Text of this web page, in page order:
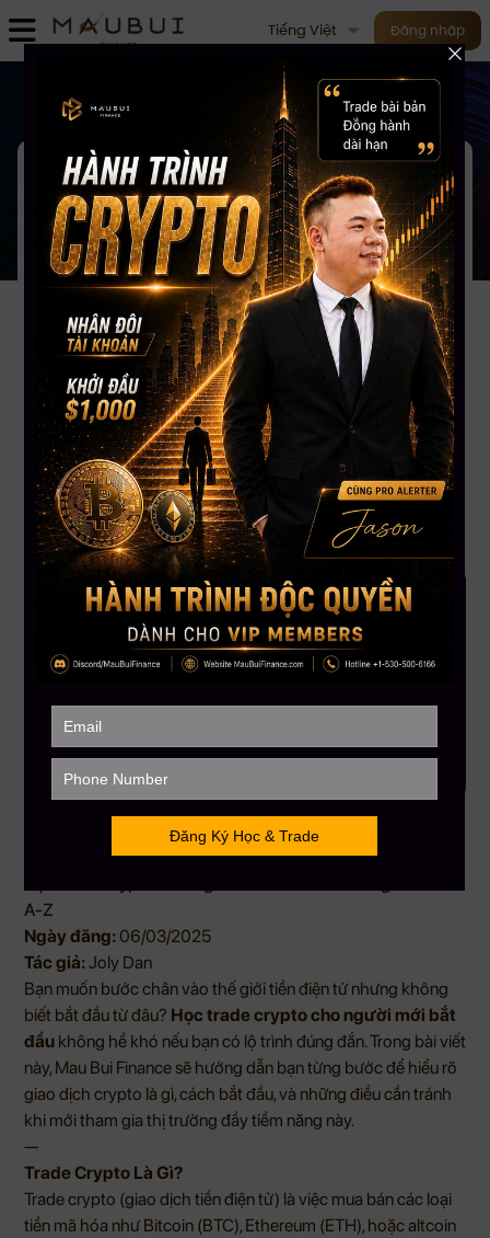
Tiếng Việt Đăng nhập
M ục lục
Ngày đăng:
5. Thực Hành Với Số Tiền Nhỏ
Xu hướng
Mau Bui Finance - 07/03/2025
Học Trade Crypto Cho Người
Mới Bắt Đầu: Hướng Dẫn Từ
A-Z
A-Z
Ngày đăng: 06/03/2025
Tác giả:Joly Dan
Bạn muốn bước chân vào thế giới tiền điện tử nhưng không
biết bắt đầu từ đâu? Học trade crypto cho người mới bắt
đầu không hề khó nếu bạn có lộ trình đúng đắn. Trong bài viết
này, Mau Bui Finance sẽ hướng dẫn bạn từng bước để hiểu rõ
giao dịch crypto là gì, cách bắt đầu, và những điều cần tránh
khi mới tham gia thị trường đầy tiềm năng này.
—
Trade Crypto Là Gì?
Trade crypto (giao dịch tiền điện tử) là việc mua bán các loại
tiền mã hóa như Bitcoin (BTC), Ethereum (ETH), hoặc altcoin